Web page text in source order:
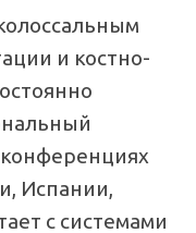
и костно-
Испании,
с системами